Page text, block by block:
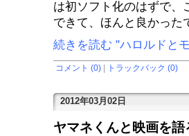
は初ソフト化のはずで、
できて、ほんと良かった
続きを読む "ハロルドと
コメント (0) トラックバック (0)
2012年03月02日
ヤマネくんと映画を語